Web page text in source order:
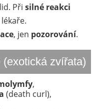
Při silné reakci
, jen pozorování.
zvířata)
,
(death curl),